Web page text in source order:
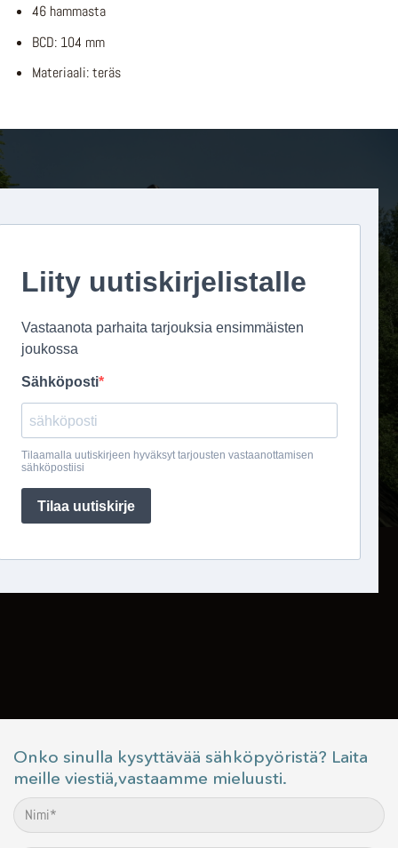
46 hammasta
BCD: 104 mm
Materiaali: teräs
Onko sinulla kysyttävää sähköpyöristä? Laita
meille viestiä,vastaamme mieluusti.